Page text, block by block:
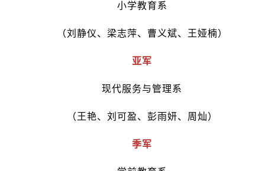
小学教育系
（刘静仪、梁志萍、曹义斌、王娅楠）
亚军
现代服务与管理系
（王艳、刘可盈、彭雨妍、周灿）
季军